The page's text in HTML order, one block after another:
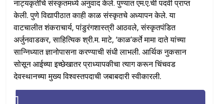
नाट्यकृतींचे संस्कृतमध्ये अनुवाद केले. पुण्यात एम.ए.ची पदवी प्राप्त
केली. पुणे विद्यापीठात काही काळ संस्कृतचे अध्यापन केले. या
वाटचालीत शंकराचार्य, पांडुरंगशास्त्री आठवले, संस्कृतपंडित
अर्जुनवाडकर, साहित्यिक श्री.म. माटे, ‘काळ’कर्ते मामा दाते यांच्या
सान्निध्यात ज्ञानोपासना करण्याची संधी लाभली. आर्थिक नुकसान
सोसून आईच्या इच्छेखातर प्राध्यापकीचा त्याग करून चिंचवड
देवस्थानच्या मुख्य विश्वस्तपदाची जबाबदारी स्वीकारली.